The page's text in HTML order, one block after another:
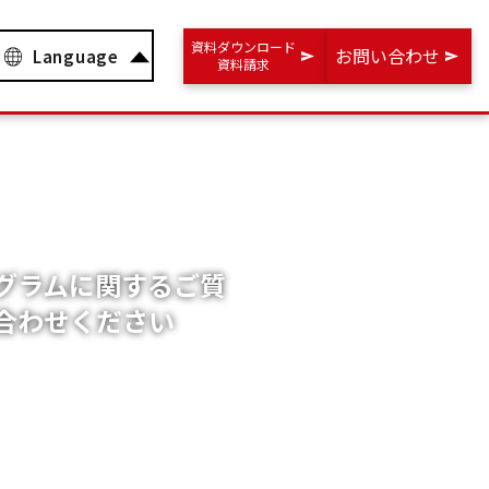
Language
資料ダウンロード
資料請求
お問い合わせ
ラムに関するご質
わせください